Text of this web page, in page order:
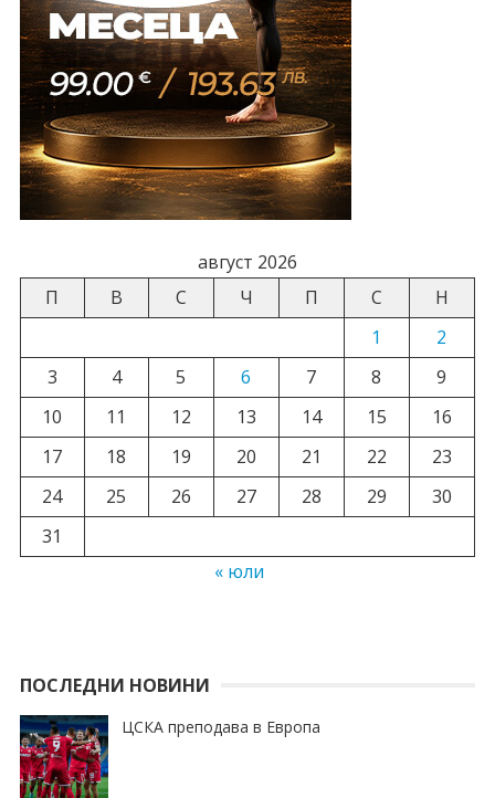
август 2026
П
В С Ч П С
Н
1
2
3
4 5 6 7 8
9
10
11 12 13 14 15
16
17
18 19 20 21 22
23
24
25 26 27 28 29
30
31
« юли
ПОСЛЕДНИ НОВИНИ
ЦСКА преподава в Европа